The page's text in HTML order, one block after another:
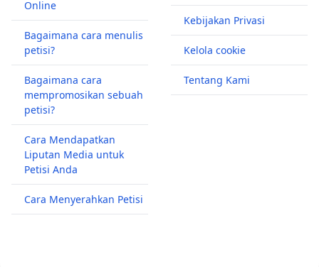
Online
Bagaimana cara menulis
petisi?
Bagaimana cara
mempromosikan sebuah
petisi?
Cara Mendapatkan
Liputan Media untuk
Petisi Anda
Cara Menyerahkan Petisi
Kebijakan Privasi
Kelola cookie
Tentang Kami